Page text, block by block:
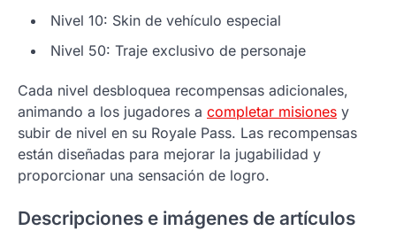
Nivel 10: Skin de vehículo especial
Nivel 50: Traje exclusivo de personaje
Cada nivel desbloquea recompensas adicionales,
animando a los jugadores a completar misiones y
subir de nivel en su Royale Pass. Las recompensas
están diseñadas para mejorar la jugabilidad y
proporcionar una sensación de logro.
Descripciones e imágenes de artículos